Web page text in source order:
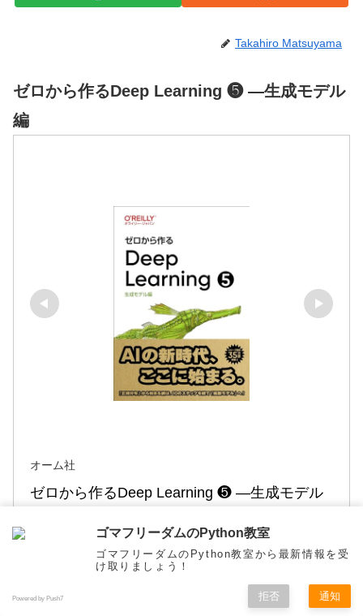
Takahiro Matsuyama
ゼロから作るDeep Learning ❺ ―生成モデル
編
オーム社
ゼロから作るDeep Learning ❺ ―生成モデル
Amazonで見る
トップ サイドバー
ゴマフリーダムのPython教室
ゴマフリーダムのPython教室から最新情報を受
け取りましょう！
Powered by Push7 拒否 通知